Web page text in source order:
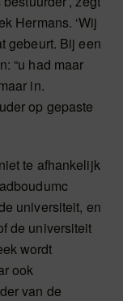
Hermans. ‘Wij
gebeurt. Bij een
“u had maar
in.
op gepaste
te afhankelijk
universiteit, en
de universiteit
wordt
ook
van de